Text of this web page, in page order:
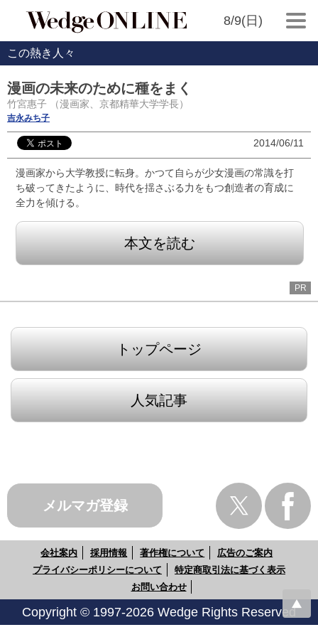
8/9(日)
この熱き人々
漫画の未来のために種をまく
竹宮惠子 （漫画家、京都精華大学学長）
吉永みち子
2014/06/11
漫画家から大学教授に転身。かつて自らが少女漫画の常識を打
ち破ってきたように、時代を揺さぶる力をもつ創造者の育成に
全力を傾ける。
本文を読む
PR
トップページ
人気記事
メルマガ登録
会社案内 採用情報 著作権について
広告のご案内
プライバシーポリシーについて
特定商取引法に基づく表示
お問い合わせ
Copyright © 1997-2026 Wedge Rights Reserved